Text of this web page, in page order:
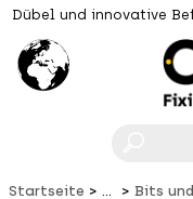
Dübel und innovative
Startseite ...
Bits